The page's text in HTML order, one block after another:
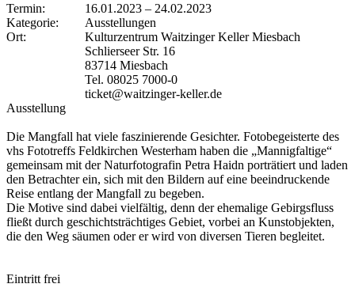
Termin: 16.01.2023 – 24.02.2023
Kategorie:
Ausstellungen
Ort:
Kulturzentrum Waitzinger Keller Miesbach
Schlierseer Str. 16
83714 Miesbach
Tel. 08025 7000-0
ticket@waitzinger-keller.de
Ausstellung
Die Mangfall hat viele faszinierende Gesichter. Fotobegeisterte des
vhs Fototreffs Feldkirchen Westerham haben die „Mannigfaltige“
gemeinsam mit der Naturfotografin Petra Haidn porträtiert und laden
den Betrachter ein, sich mit den Bildern auf eine beeindruckende
Reise entlang der Mangfall zu begeben.
Die Motive sind dabei vielfältig, denn der ehemalige Gebirgsfluss
fließt durch geschichtsträchtiges Gebiet, vorbei an Kunstobjekten,
die den Weg säumen oder er wird von diversen Tieren begleitet.
Eintritt frei